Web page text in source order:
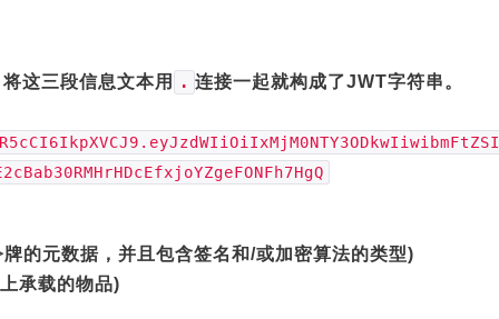
这三段信息文本用 . 连接一起就构成了JWT字符串。
的元数据，并且包含签名和/或加密算法的类型)
承载的物品)